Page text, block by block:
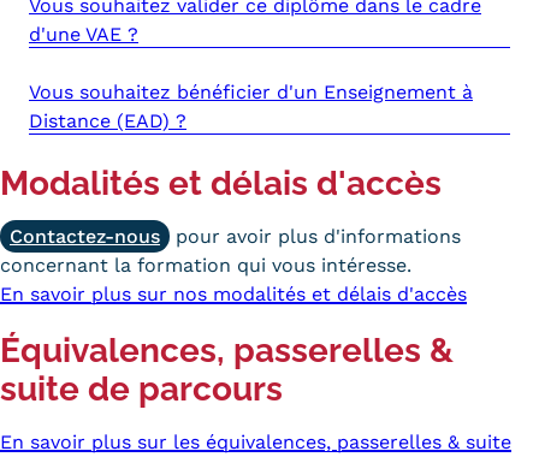
Tarifs
Modalités de financement
Former ses salariés
Accueillir un alternant ?
Taxe d'apprentissage
Infos enseignants
Être enseignant au Cnam
Infos partenaires
Vous souhaitez valider ce diplôme dans le cadre
d'une VAE ?
Vous souhaitez bénéficier d'un Enseignement à
Distance (EAD) ?
Modalités et délais d'accès
Contactez-nous
pour avoir plus d'informations
concernant la formation qui vous intéresse.
En savoir plus sur nos modalités et délais d'accès
Équivalences, passerelles &
suite de parcours
En savoir plus sur les équivalences, passerelles & suite